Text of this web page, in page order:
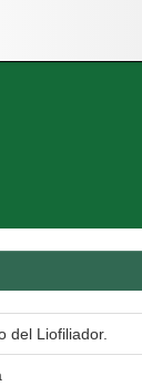
del Liofiliador.